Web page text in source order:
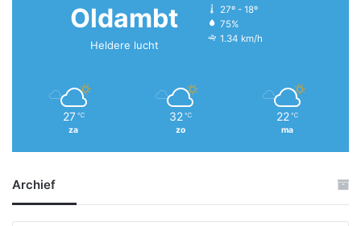
Oldambt
Heldere lucht
27º - 18º
75%
1.34 km/h
27 ℃
za
32 ℃
zo
22 ℃
ma
Archief